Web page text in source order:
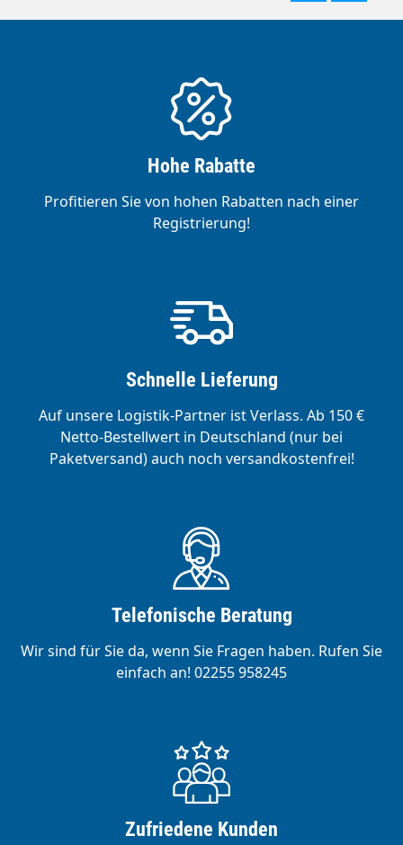
Hohe Rabatte
Profitieren Sie von hohen Rabatten nach einer
Registrierung!
Schnelle Lieferung
Auf unsere Logistik-Partner ist Verlass. Ab 150 €
Netto-Bestellwert in Deutschland (nur bei
Paketversand) auch noch versandkostenfrei!
Telefonische Beratung
Wir sind für Sie da, wenn Sie Fragen haben. Rufen Sie
einfach an! 02255 958245
Zufriedene Kunden